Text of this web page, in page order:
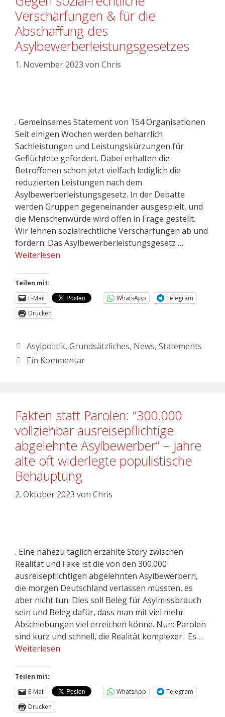
Verschärfungen & für die
Abschaffung des
Asylbewerberleistungsgesetzes
1. November 2023 von Chris
. Gemeinsames Statement von 154 Organisationen
Seit einigen Wochen werden beharrlich
Sachleistungen und Leistungskürzungen für
Geflüchtete gefordert. Dabei erhalten die
Betroffenen schon jetzt vielfach lediglich die
reduzierten Leistungen nach dem
Asylbewerberleistungsgesetz. In der Debatte
werden Gruppen gegeneinander ausgespielt, und
die Menschenwürde wird offen in Frage gestellt.
Wir lehnen sozialrechtliche Verschärfungen ab und
fordern: Das Asylbewerberleistungsgesetz …
Weiterlesen
Teilen mit:
E-Mail
WhatsApp
Telegram
Drucken
Asylpolitik, Grundsätzliches, News, Statements
Ein Kommentar
Fakten statt Parolen: “300.000
vollziehbar ausreisepflichtige
abgelehnte Asylbewerber” – Jahre
alte oft widerlegte populistische
Behauptung
2. Oktober 2023 von Chris
. Eine nahezu täglich erzählte Story zwischen
Realität und Fake ist die von den 300.000
ausreisepflichtigen abgelehnten Asylbewerbern,
die morgen Deutschland verlassen müssten, es
aber nicht tun. Dies soll Beleg für Asylmissbrauch
sein und Beleg dafür, dass man mit viel mehr
Abschiebungen viel erreichen könne. Nun: Parolen
sind kurz und schnell, die Realität komplexer. Es …
Weiterlesen
Teilen mit:
E-Mail
WhatsApp
Telegram
Drucken